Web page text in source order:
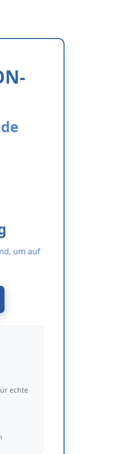
um auf
echte